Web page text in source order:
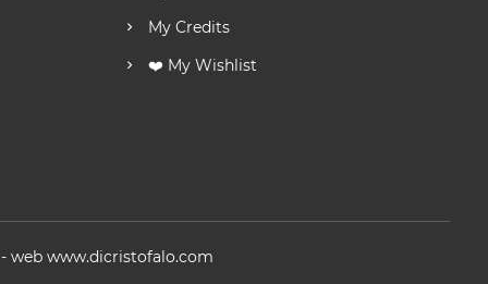
My Credits
❤️ My Wishlist
web www.dicristofalo.com